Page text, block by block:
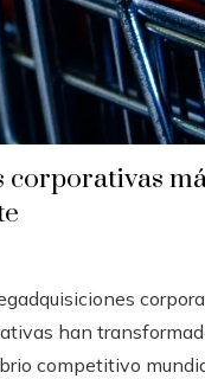
corporativas
han
competitivo